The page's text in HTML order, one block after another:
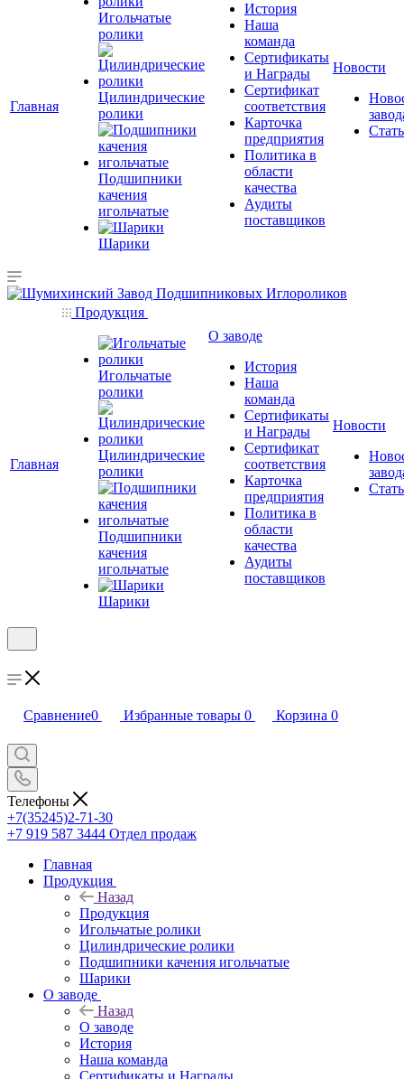
Главная
Игольчатые
ролики
Цилиндрические
ролики
Подшипники
качения
игольчатые
Шарики
История
Наша
команда
Сертификаты
и Награды
Сертификат
соответствия
Карточка
предприятия
Политика в
области
качества
Аудиты
поставщиков
Новости
Главная
Продукция
Игольчатые
ролики
Цилиндрические
ролики
Подшипники
качения
игольчатые
Шарики
О заводе
История
Наша
команда
Сертификаты
и Награды
Сертификат
соответствия
Карточка
предприятия
Политика в
области
качества
Аудиты
поставщиков
Новости
Сравнение0 Избранные товары 0 Корзина 0
Телефоны
+7(35245)2-71-30
+7 919 587 3444 Отдел продаж
Главная
Продукция
Назад
Продукция
Игольчатые ролики
Цилиндрические ролики
Подшипники качения игольчатые
Шарики
О заводе
Назад
О заводе
История
Наша команда
Сертификаты и Награды